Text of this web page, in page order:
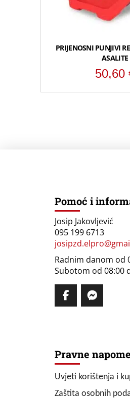
PRIJENOSNI PUNJIVI
ASALITE
50,60
Pomoć i
Josip Jakovljević
095 199 6713
Radnim danom od
Subotom od 08:00
Pravne
Uvjeti korištenja i
Zaštita osobnih